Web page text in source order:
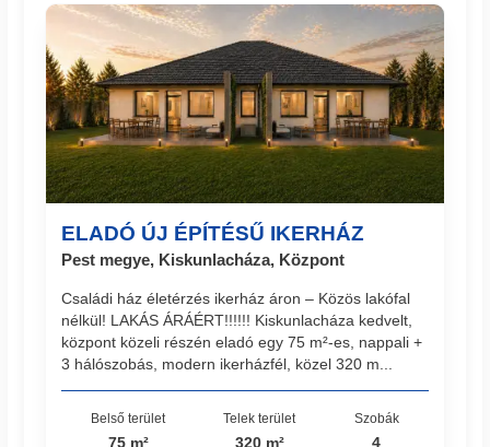
ELADÓ ÚJ ÉPÍTÉSŰ IKERHÁZ
Pest megye, Kiskunlacháza, Központ
Családi ház életérzés ikerház áron – Közös lakófal
nélkül! LAKÁS ÁRÁÉRT!!!!!! Kiskunlacháza kedvelt,
központ közeli részén eladó egy 75 m²-es, nappali +
3 hálószobás, modern ikerházfél, közel 320 m...
Belső terület
75 m²
Telek terület
320 m²
Szobák
4